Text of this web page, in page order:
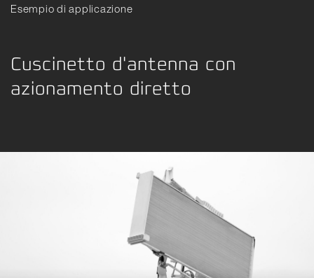
Esempio di applicazione
Cuscinetto d'antenna con
azionamento diretto